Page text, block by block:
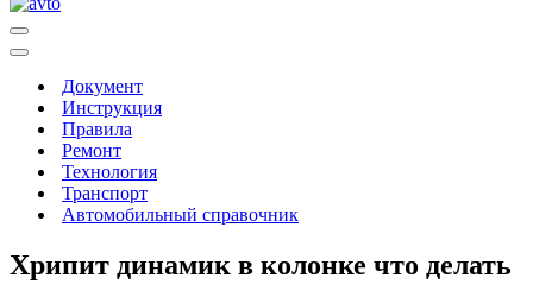
Меню
навигации
Меню
навигацииДокумент
Инструкция
Правила
Ремонт
Технология
Транспорт
Автомобильный справочник
Хрипит динамик в колонке что делать